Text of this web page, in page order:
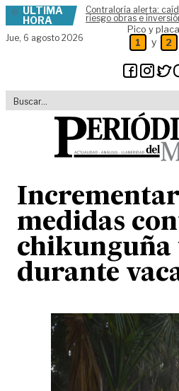
Skip to content
ÚLTIMA
HORA
Contraloría alerta:
riesgo obras e
Jue, 6 agosto 2026
Pico y placa
1 y 2
medidas
chikunguña
durante